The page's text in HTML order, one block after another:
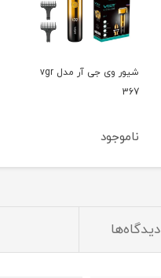
شیور وی جی آر مدل vgr
390
ناموجود
دیدگاه‌ها